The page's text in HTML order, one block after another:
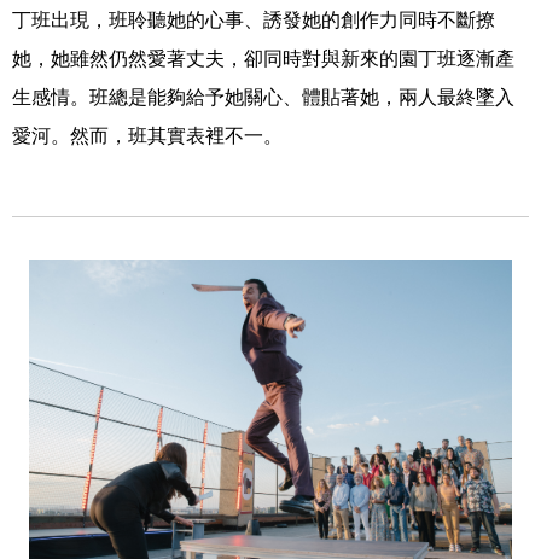
丁班出現，班聆聽她的心事、誘發她的創作力同時不斷撩
她，她雖然仍然愛著丈夫，卻同時對與新來的園丁班逐漸產
生感情。班總是能夠給予她關心、體貼著她，兩人最終墜入
愛河。然而，班其實表裡不一。